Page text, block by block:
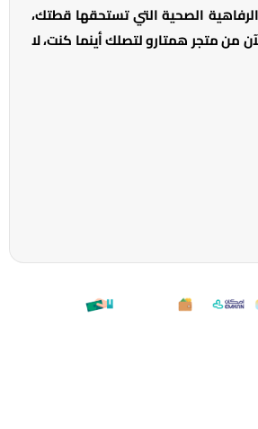
الصحية التي تستحقها قطتك،
من متجر همتارو لتصلك أينما كنت، لا